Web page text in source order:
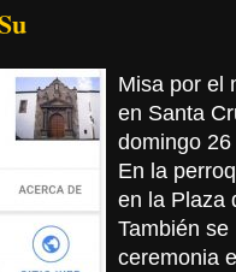
Misa por el
en Santa
domingo
En la
en la Plaza
También
ceremonia